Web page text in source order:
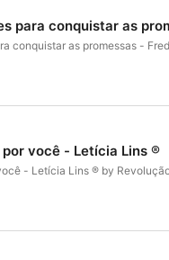
para conquistar as
conquistar as promessas -
você - Letícia Lins ®️
- Letícia Lins ®️ by